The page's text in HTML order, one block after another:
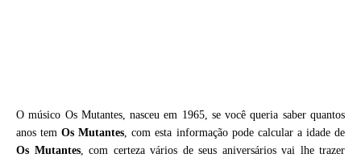
O músico Os Mutantes, nasceu em 1965, se você queria saber quantos
anos temOs Mutantes, com esta informação pode calcular a idade de
Os Mutantes, com certeza vários de seus aniversários vai lhe trazer